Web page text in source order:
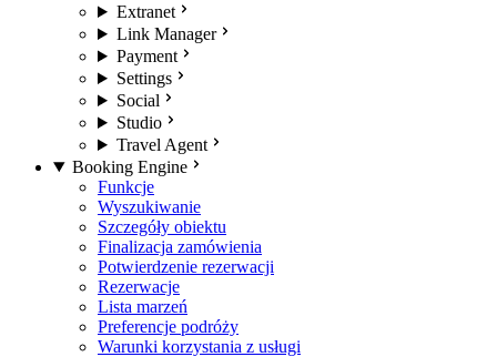
Extranet
Link Manager
Payment
Settings
Social
Studio
Travel Agent
Booking Engine
Funkcje
Wyszukiwanie
Szczegóły obiektu
Finalizacja zamówienia
Potwierdzenie rezerwacji
Rezerwacje
Lista marzeń
Preferencje podróży
Warunki korzystania z usługi